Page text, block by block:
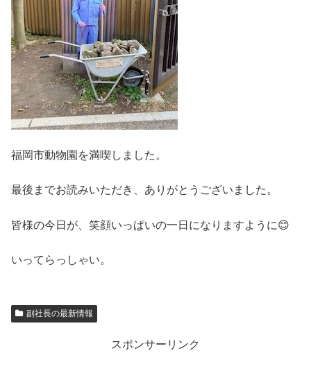
福岡市動物園を満喫しました。
最後までお読みいただき、ありがとうございました。
皆様の今日が、笑顔いっぱいの一日になりますように😊
いってらっしゃい。
副社長の最新情報
スポンサーリンク